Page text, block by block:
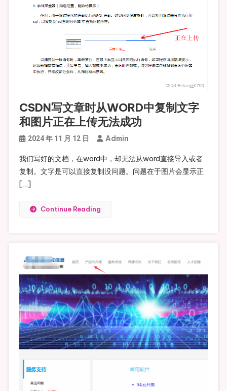
CSDN写文章时从WORD中复制文字
和图片正在上传无法成功
2024 年 11 月 12 日 Admin
我们写好的文档，在word中，却无法从word直接导入或者
复制。文字是可以直接复制没问题。问题在于图片会显示正
[…]
Continue Reading